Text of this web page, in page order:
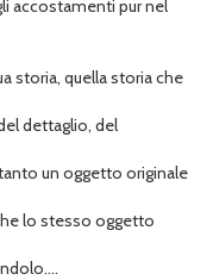
accostamenti pur nel
storia, quella storia che
dettaglio, del
un oggetto originale
lo stesso oggetto